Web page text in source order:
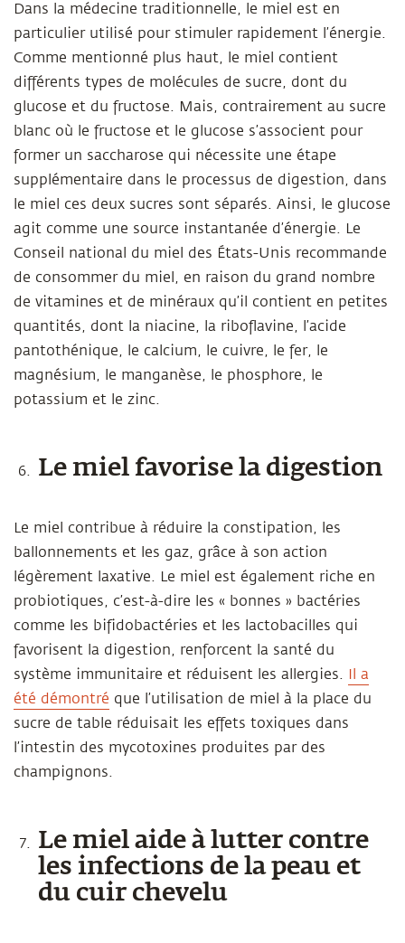
Dans la médecine traditionnelle, le miel est en
particulier utilisé pour stimuler rapidement l’énergie.
Comme mentionné plus haut, le miel contient
différents types de molécules de sucre, dont du
glucose et du fructose. Mais, contrairement au sucre
blanc où le fructose et le glucose s’associent pour
former un saccharose qui nécessite une étape
supplémentaire dans le processus de digestion, dans
le miel ces deux sucres sont séparés. Ainsi, le glucose
agit comme une source instantanée d’énergie. Le
Conseil national du miel des États-Unis recommande
de consommer du miel, en raison du grand nombre
de vitamines et de minéraux qu’il contient en petites
quantités, dont la niacine, la riboflavine, l’acide
pantothénique, le calcium, le cuivre, le fer, le
magnésium, le manganèse, le phosphore, le
potassium et le zinc.
Le miel favorise la digestion
Le miel contribue à réduire la constipation, les
ballonnements et les gaz, grâce à son action
légèrement laxative. Le miel est également riche en
probiotiques, c’est-à-dire les « bonnes » bactéries
comme les bifidobactéries et les lactobacilles qui
favorisent la digestion, renforcent la santé du
système immunitaire et réduisent les allergies. Il a
été démontré que l’utilisation de miel à la place du
sucre de table réduisait les effets toxiques dans
l’intestin des mycotoxines produites par des
champignons.
Le miel aide à lutter contre
les infections de la peau et
du cuir chevelu